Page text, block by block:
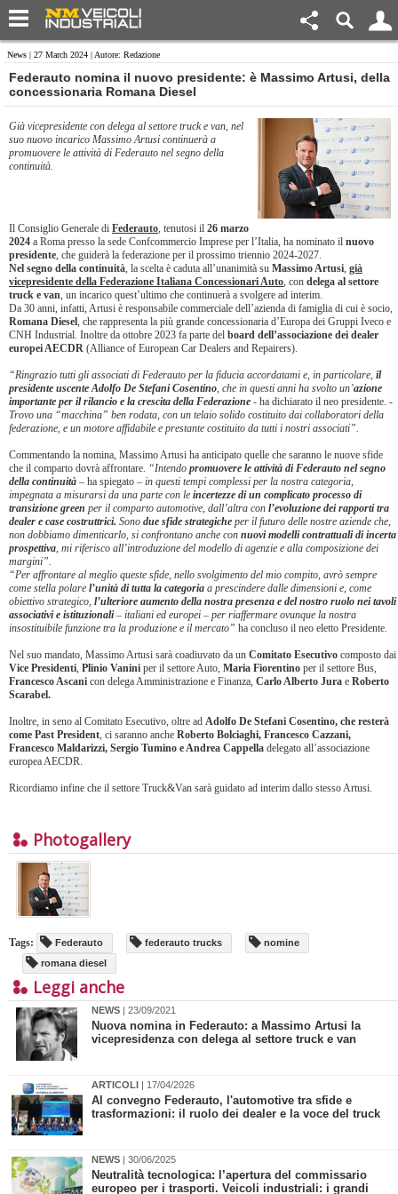
News | 27 March 2024 | Autore: Redazione
Federauto nomina il nuovo presidente: è Massimo Artusi, della
concessionaria Romana Diesel
Già vicepresidente con delega al settore truck e van, nel
suo nuovo incarico Massimo Artusi continuerà a
promuovere le attività di Federauto nel segno della
continuità.
Il Consiglio Generale di Federauto, tenutosi il 26 marzo
2024 a Roma presso la sede Confcommercio Imprese per l’Italia, ha nominato il nuovo
presidente, che guiderà la federazione per il prossimo triennio 2024-2027.
Nel segno della continuità, la scelta è caduta all’unanimità su Massimo Artusi, già
vicepresidente della Federazione Italiana Concessionari Auto, con delega al settore
truck e van, un incarico quest’ultimo che continuerà a svolgere ad interim.
Da 30 anni, infatti, Artusi è responsabile commerciale dell’azienda di famiglia di cui è socio,
Romana Diesel, che rappresenta la più grande concessionaria d’Europa dei Gruppi Iveco e
CNH Industrial. Inoltre da ottobre 2023 fa parte del board dell’associazione dei dealer
europei AECDR (Alliance of European Car Dealers and Repairers).
“Ringrazio tutti gli associati di Federauto per la fiducia accordatami e, in particolare, il
presidente uscente Adolfo De Stefani Cosentino, che in questi anni ha svolto un’azione
importante per il rilancio e la crescita della Federazione - ha dichiarato il neo presidente. -
Trovo una “macchina” ben rodata, con un telaio solido costituito dai collaboratori della
federazione, e un motore affidabile e prestante costituito da tutti i nostri associati”.
Commentando la nomina, Massimo Artusi ha anticipato quelle che saranno le nuove sfide
che il comparto dovrà affrontare. “Intendo promuovere le attività di Federauto nel segno
della continuità – ha spiegato – in questi tempi complessi per la nostra categoria,
impegnata a misurarsi da una parte con le incertezze di un complicato processo di
transizione green per il comparto automotive, dall’altra con l’evoluzione dei rapporti tra
dealer e case costruttrici. Sono due sfide strategiche per il futuro delle nostre aziende che,
non dobbiamo dimenticarlo, si confrontano anche con nuovi modelli contrattuali di incerta
prospettiva, mi riferisco all’introduzione del modello di agenzie e alla composizione dei
margini”.
“Per affrontare al meglio queste sfide, nello svolgimento del mio compito, avrò sempre
come stella polare l’unità di tutta la categoria a prescindere dalle dimensioni e, come
obiettivo strategico, l’ulteriore aumento della nostra presenza e del nostro ruolo nei tavoli
associativi e istituzionali– italiani ed europei – per riaffermare ovunque la nostra
insostituibile funzione tra la produzione e il mercato” ha concluso il neo eletto Presidente.
Nel suo mandato, Massimo Artusi sarà coadiuvato da un Comitato Esecutivo composto dai
Vice Presidenti, Plinio Vanini per il settore Auto, Maria Fiorentino per il settore Bus,
Francesco Ascani con delega Amministrazione e Finanza, Carlo Alberto Jura e Roberto
Scarabel.
Inoltre, in seno al Comitato Esecutivo, oltre ad Adolfo De Stefani Cosentino, che resterà
come Past President, ci saranno anche Roberto Bolciaghi, Francesco Cazzani,
Francesco Maldarizzi, Sergio Tumino e Andrea Cappella delegato all’associazione
europea AECDR.
Ricordiamo infine che il settore Truck&Van sarà guidato ad interim dallo stesso Artusi.
Photogallery
Tags: Federauto federauto trucks
nomine
romana diesel
Leggi anche
NEWS | 23/09/2021
Nuova nomina in Federauto: a Massimo Artusi la
vicepresidenza con delega al settore truck e van
ARTICOLI | 17/04/2026
Al convegno Federauto, l'automotive tra sfide e
trasformazioni: il ruolo dei dealer e la voce del truck
NEWS | 30/06/2025
Neutralità tecnologica: l’apertura del commissario
europeo per i trasporti. Veicoli industriali: i grandi